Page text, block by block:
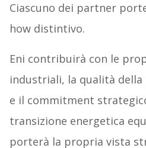
Ciascuno dei partner
how distintivo.
Eni contribuirà con le
industriali, la qualità
e il commitment
transizione energetica
porterà la propria vista